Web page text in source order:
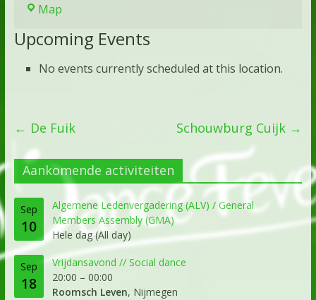
Map
Upcoming Events
No events currently scheduled at this location.
← De Fuik Schouwburg Cuijk →
Aankomende activiteiten
Sep
10
Algemene Ledenvergadering (ALV) / General
Members Assembly (GMA)
Hele dag (All day)
Sep
18
Vrijdansavond // Social dance
20:00 – 00:00
Roomsch Leven, Nijmegen